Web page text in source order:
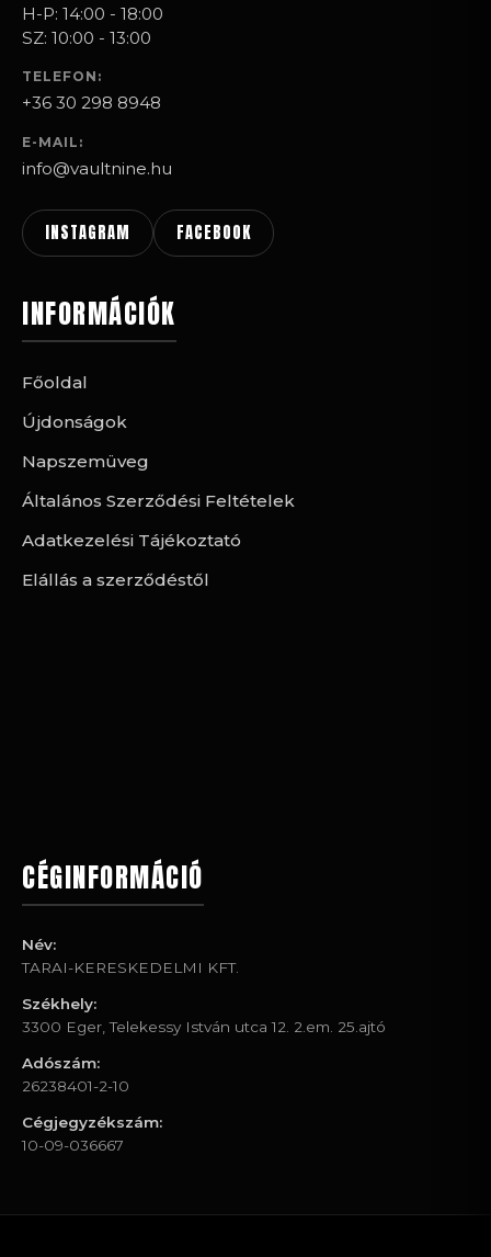
H-P: 14:00 - 18:00
SZ: 10:00 - 13:00
TELEFON:
+36 30 298 8948
E-MAIL:
info@vaultnine.hu
INSTAGRAM FACEBOOK
INFORMÁCIÓK
Főoldal
Újdonságok
Napszemüveg
Általános Szerződési Feltételek
Adatkezelési Tájékoztató
Elállás a szerződéstől
CÉGINFORMÁCIÓ
Név:
TARAI-KERESKEDELMI KFT.
Székhely:
3300 Eger, Telekessy István utca 12. 2.em. 25.ajtó
Adószám:
26238401-2-10
Cégjegyzékszám:
10-09-036667